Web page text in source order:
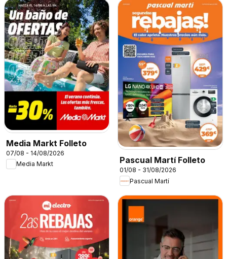
Media Markt Folleto
07/08 - 14/08/2026
Media Markt
Pascual Martí Folleto
01/08 - 31/08/2026
Pascual Martí